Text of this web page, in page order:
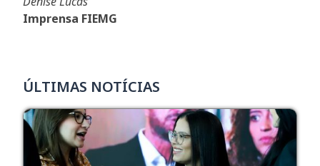
Imprensa FIEMG
ÚLTIMAS NOTÍCIAS